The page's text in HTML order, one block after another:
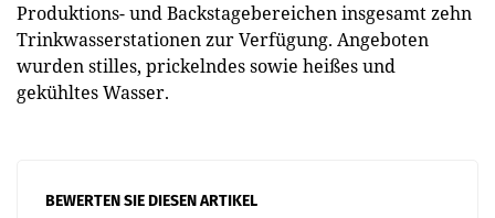
Produktions- und Backstagebereichen insgesamt zehn
Trinkwasserstationen zur Verfügung. Angeboten
wurden stilles, prickelndes sowie heißes und
gekühltes Wasser.
BEWERTEN SIE DIESEN ARTIKEL